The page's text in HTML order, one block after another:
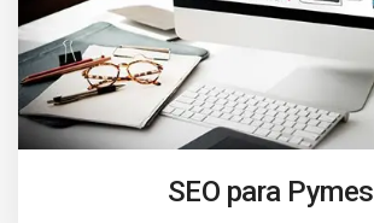
SEO para Pymes